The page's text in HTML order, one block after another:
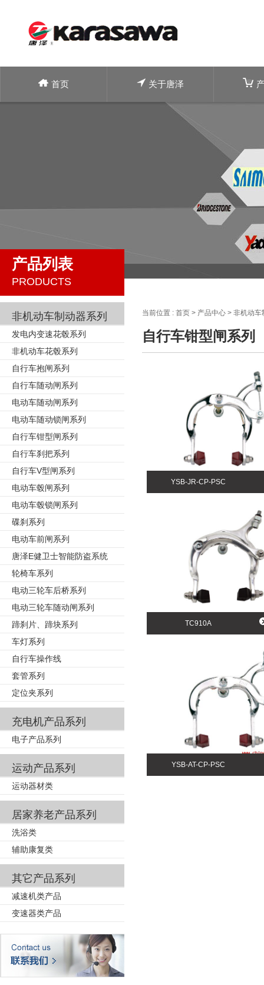
首页 关于唐泽
产品列表
PRODUCTS
非机动车制动器系列
发电内变速花毂系列
非机动车花毂系列
自行车抱闸系列
自行车随动闸系列
电动车随动闸系列
电动车随动锁闸系列
自行车钳型闸系列
自行车刹把系列
自行车V型闸系列
电动车毂闸系列
电动车毂锁闸系列
碟刹系列
电动车前闸系列
唐泽E健卫士智能防盗系统
轮椅车系列
电动三轮车后桥系列
电动三轮车随动闸系列
蹄刹片、蹄块系列
车灯系列
自行车操作线
套管系列
定位夹系列
充电机产品系列
电子产品系列
运动产品系列
运动器材类
居家养老产品系列
洗浴类
辅助康复类
其它产品系列
减速机类产品
变速器类产品
当前位置 : 首页 > 产品中心 > 非机动车
自行车钳型闸系列
YSB-JR-CP-PSC
TC910A
YSB-AT-CP-PSC